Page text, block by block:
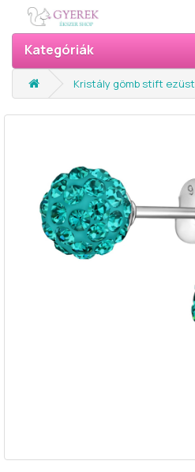
Kategóriák
Kristály gömb stift